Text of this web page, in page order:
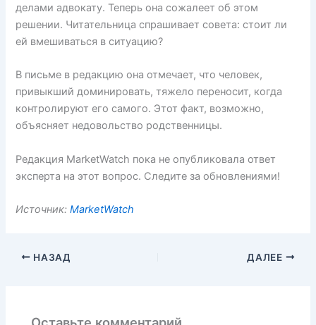
делами адвокату. Теперь она сожалеет об этом
решении. Читательница спрашивает совета: стоит ли
ей вмешиваться в ситуацию?
В письме в редакцию она отмечает, что человек,
привыкший доминировать, тяжело переносит, когда
контролируют его самого. Этот факт, возможно,
объясняет недовольство родственницы.
Редакция MarketWatch пока не опубликовала ответ
эксперта на этот вопрос. Следите за обновлениями!
Источник:MarketWatch
НАЗАД ДАЛЕЕ